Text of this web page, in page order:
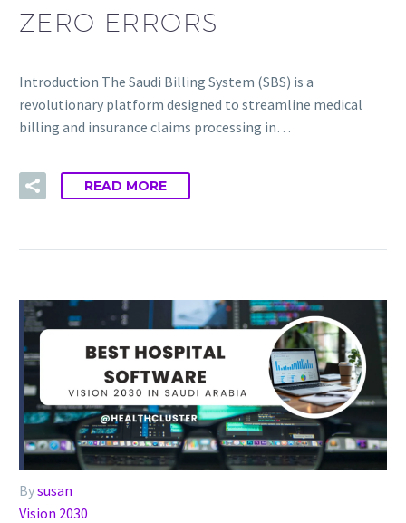
ZERO ERRORS
Introduction The Saudi Billing System (SBS) is a
revolutionary platform designed to streamline medical
billing and insurance claims processing in…
READ MORE
Bysusan
Vision 2030